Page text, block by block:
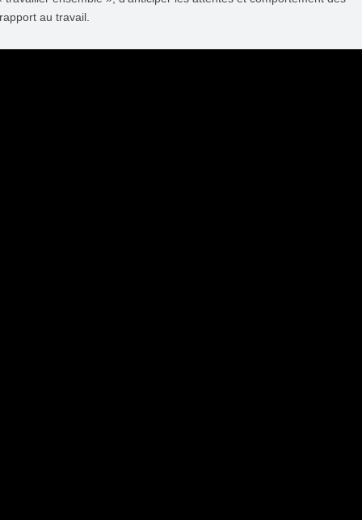
au travail.